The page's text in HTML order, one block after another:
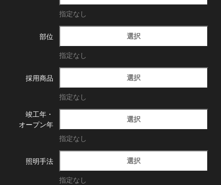
指定なし
部位 選択
指定なし
採用商品 選択
指定なし
竣工年・
オープン年
選択
指定なし
照明手法 選択
指定なし